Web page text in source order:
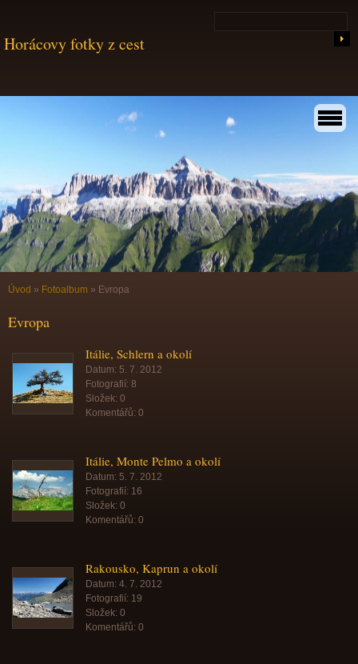
Horácovy fotky z cest
Úvod » Fotoalbum » Evropa
Evropa
Itálie, Schlern a okolí
Datum: 5. 7. 2012
Fotografií: 8
Složek: 0
Komentářů: 0
Itálie, Monte Pelmo a okolí
Datum: 5. 7. 2012
Fotografií: 16
Složek: 0
Komentářů: 0
Rakousko, Kaprun a okolí
Datum: 4. 7. 2012
Fotografií: 19
Složek: 0
Komentářů: 0